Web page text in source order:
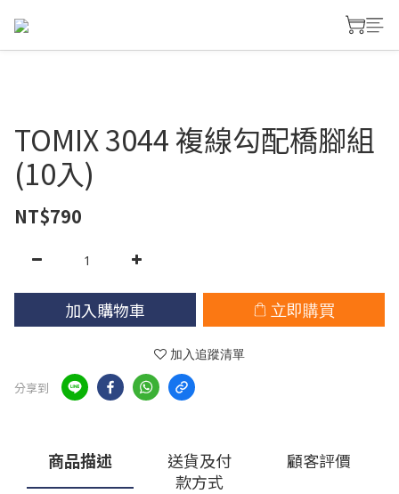
TOMIX 3044 複線勾配橋腳組
(10入)
NT$790
加入購物車 立即購買
加入追蹤清單
分享到
商品描述
送貨及付
款方式
顧客評價